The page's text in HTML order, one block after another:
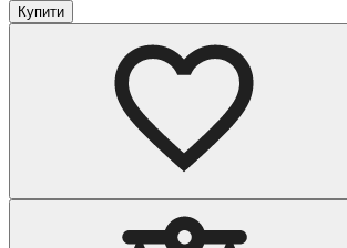
Купити